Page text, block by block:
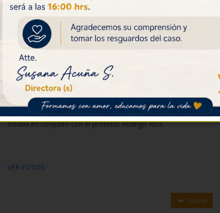
y Niños” la que consistía
en conocer un poco sobre la Historia de Valdivia y sus
construcciones históricas para
posteriormente dirigirse a su sala y que las y los estudiantes de
Pre Kinder y Kinder hagan
su propio Torreón con greda.
La actividad fue desarrollada por los estudiantes de 7°A Joaquín
Catalán, Camila
Muñoz, Martín Neira, Laura Rojas, Emilia Rojas, Mariana Urrieta
y Rafael Vidal y fue
creada en conjunto con el profesor Rodrigo Ríos.
VER FOTOS
Volver